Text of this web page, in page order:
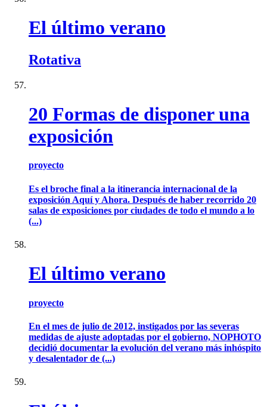
El último verano
Rotativa
20 Formas de disponer una
exposición
proyecto
Es el broche final a la itinerancia internacional de la
exposición Aquí y Ahora. Después de haber recorrido 20
salas de exposiciones por ciudades de todo el mundo a lo
(...)
El último verano
proyecto
En el mes de julio de 2012, instigados por las severas
medidas de ajuste adoptadas por el gobierno, NOPHOTO
decidió documentar la evolución del verano más inhóspito
y desalentador de (...)